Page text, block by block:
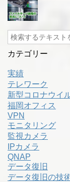
カテゴリー
実績
テレワーク
新型コロナウイ
福岡オフィス
VPN
モニタリング
監視カメラ
IPカメラ
QNAP
データ復旧
データ復旧の技